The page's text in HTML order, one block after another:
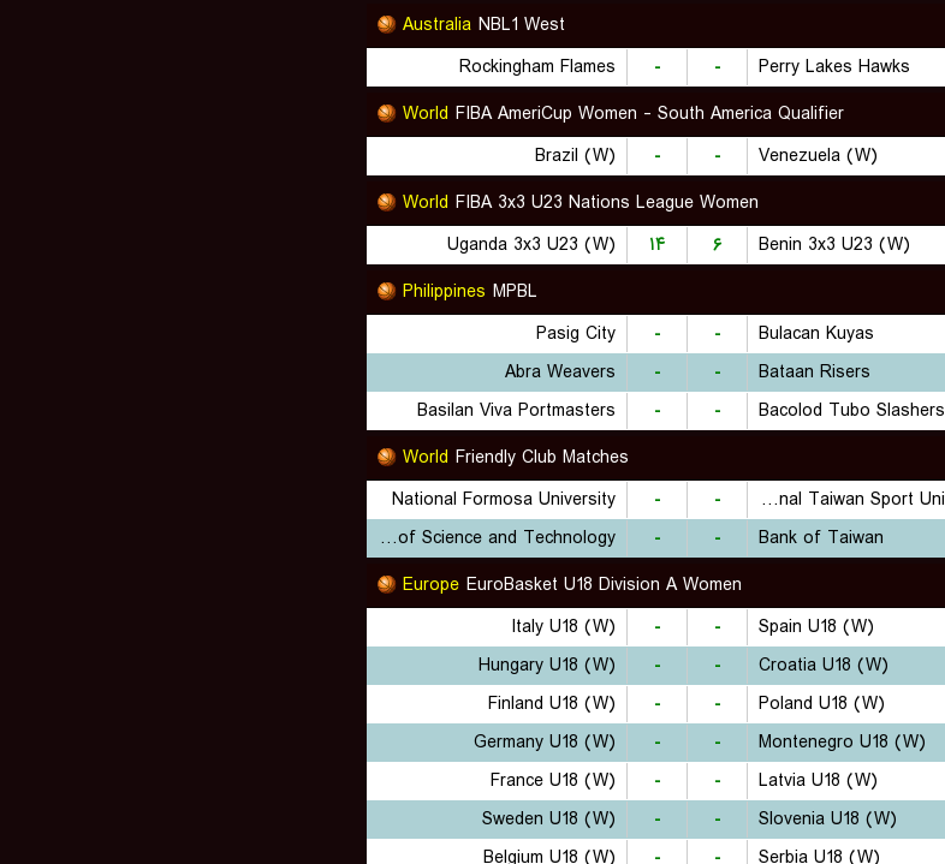
Australia NBL1 West
Rockingham Flames
- - Perry Lakes Hawks
World FIBA AmeriCup Women - South America Qualifier
Brazil (W)
- - Venezuela (W)
World FIBA 3x3 U23 Nations League Women
Uganda 3x3 U23 (W)
۱۴ ۶ Benin 3x3 U23 (W)
Philippines MPBL
Pasig City
- - Bulacan Kuyas
Abra Weavers
- - Bataan Risers
Basilan Viva Portmasters
- - Bacolod Tubo Slashers
World Friendly Club Matches
National Formosa University
- - National Taiwan Sport University
Chien Hsin University of Science and Technology
- - Bank of Taiwan
Europe EuroBasket U18 Division A Women
Italy U18 (W)
- - Spain U18 (W)
Hungary U18 (W)
- - Croatia U18 (W)
Finland U18 (W)
- - Poland U18 (W)
Germany U18 (W)
- - Montenegro U18 (W)
France U18 (W)
- - Latvia U18 (W)
Sweden U18 (W)
- - Slovenia U18 (W)
Belgium U18 (W)
- - Serbia U18 (W)